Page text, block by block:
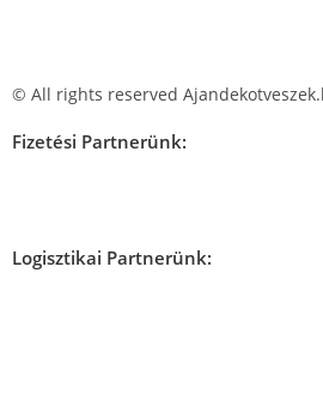
© All rights reserved
Fizetési Partnerünk:
Logisztikai Partnerünk: